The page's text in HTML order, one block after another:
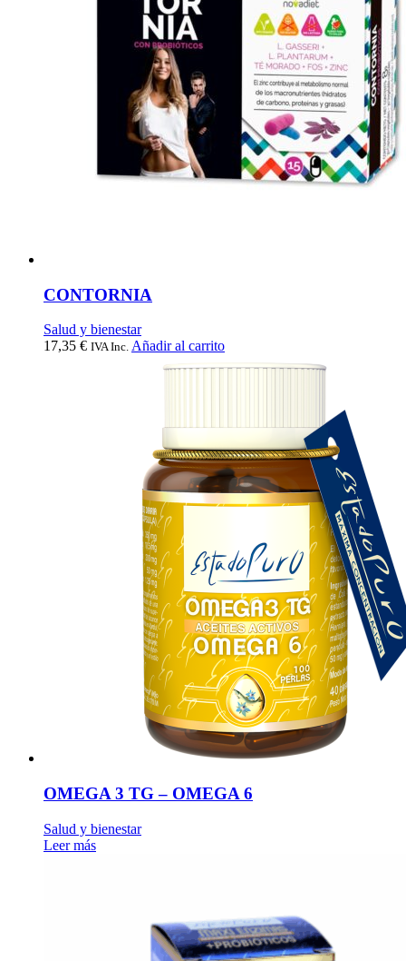
CONTORNIA
Salud y bienestar
17,35 € IVA Inc. Añadir al carrito
OMEGA 3 TG – OMEGA 6
Salud y bienestar
Leer más